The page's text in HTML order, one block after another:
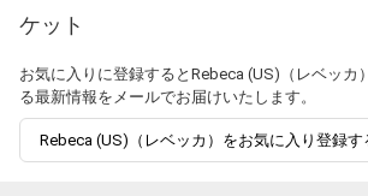
ケット
お気に入りに登録するとRebeca (US)（レベッカ
る最新情報をメールでお届けいたします。
Rebeca (US)（レベッカ）をお気に入り登録す